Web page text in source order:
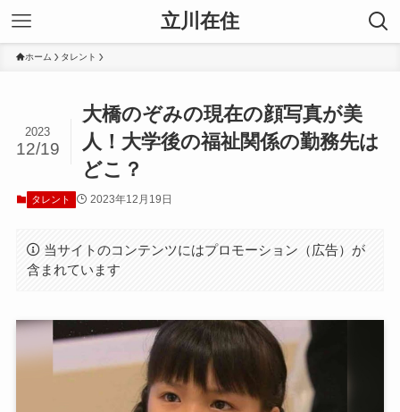
立川在住
ホーム タレント
大橋のぞみの現在の顔写真が美
人！大学後の福祉関係の勤務先は
どこ？
2023
12/19
タレント 2023年12月19日
当サイトのコンテンツにはプロモーション（広告）が
含まれています